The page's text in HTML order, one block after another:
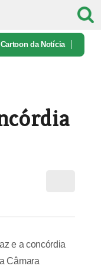
da Notícia
e a concórdia
Câmara